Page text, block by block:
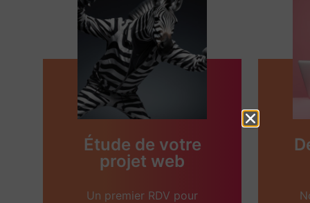
Étude de votre
projet web
Un premier RDV pour